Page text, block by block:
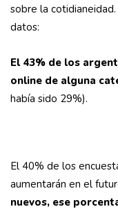
sobre la
datos:
El 43% de los
online de alguna
había sido 29%).
El 40% de los
aumentarán en el
nuevos, ese